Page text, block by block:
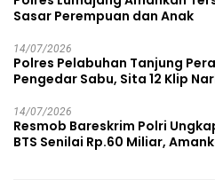
Sasar Perempuan dan Anak
14/07/2026
Polres Pelabuhan Tanjung
Pengedar Sabu, Sita 12 Klip
14/07/2026
Resmob Bareskrim Polri
BTS Senilai Rp.60 Miliar,